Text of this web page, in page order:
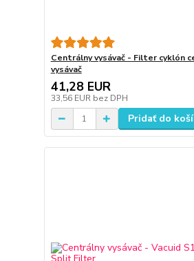
Centrálny vysávač - Filter cyklón
vysávač
41,28 EUR
33,56 EUR bez DPH
Pridať do